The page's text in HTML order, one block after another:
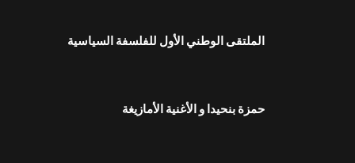
الملتقى الوطني الأول للفلسفة السياسية
حمزة بنحيدا و الأغنية الأمازيغة